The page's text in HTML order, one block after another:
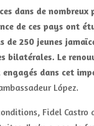
dans de nombreux
de ces pays ont
250 jeunes
bilatérales. Le
dans cet
López.
Fidel Castro